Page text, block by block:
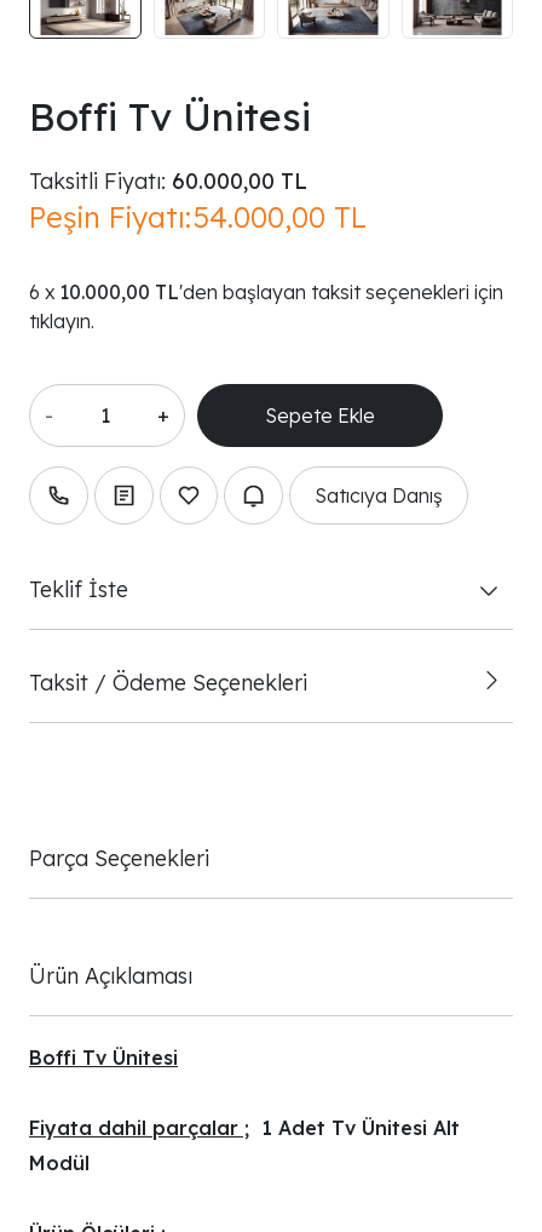
Boffi Tv Ünitesi
Taksitli Fiyatı: 60.000,00 TL
Peşin Fiyatı:54.000,00 TL
10.000,00 TL'den başlayan taksit seçenekleri için
tıklayın.
- +
Satıcıya Danış
Teklif İste
Taksit / Ödeme Seçenekleri
Parça Seçenekleri
Ürün Açıklaması
Boffi Tv Ünitesi
Fiyata dahil parçalar ; 1 Adet Tv Ünitesi Alt
Modül